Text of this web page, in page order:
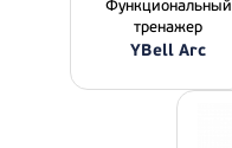
Функциональный
тренажер
YBell Arc